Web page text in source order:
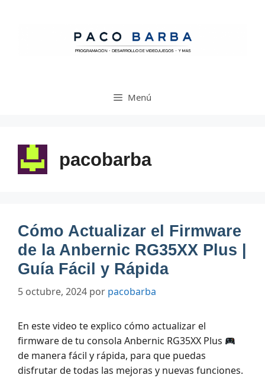
Menú
pacobarba
Cómo Actualizar el Firmware
de la Anbernic RG35XX Plus |
Guía Fácil y Rápida
5 octubre, 2024 por pacobarba
En este video te explico cómo actualizar el
firmware de tu consola Anbernic RG35XX Plus
de manera fácil y rápida, para que puedas
disfrutar de todas las mejoras y nuevas funciones.